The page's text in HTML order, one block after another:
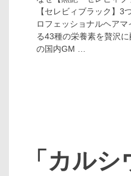
【セレビィブラック】3
ロフェッショナルヘア
る43種の栄養素を贅沢
の国内GM …
「カル